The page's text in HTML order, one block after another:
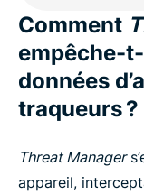
Comment
empêche-
données
traqueurs ?
Threat Manager
appareil,